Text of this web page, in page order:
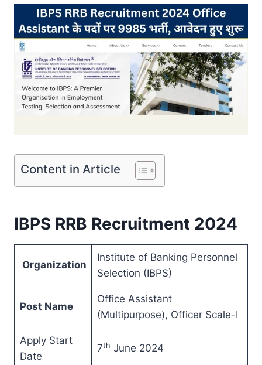
Content in Article
IBPS RRB Recruitment 2024
Organization
Institute of Banking Personnel
Selection (IBPS)
Post Name
Office Assistant
(Multipurpose), Officer Scale-I
Apply Start
Date
7th June 2024